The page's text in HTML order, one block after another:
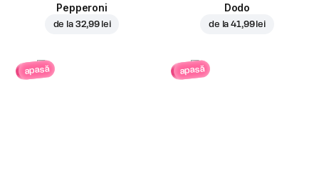
Pepperoni
de la 32,99 lei
Dodo
de la41,99 lei
apasă apasă